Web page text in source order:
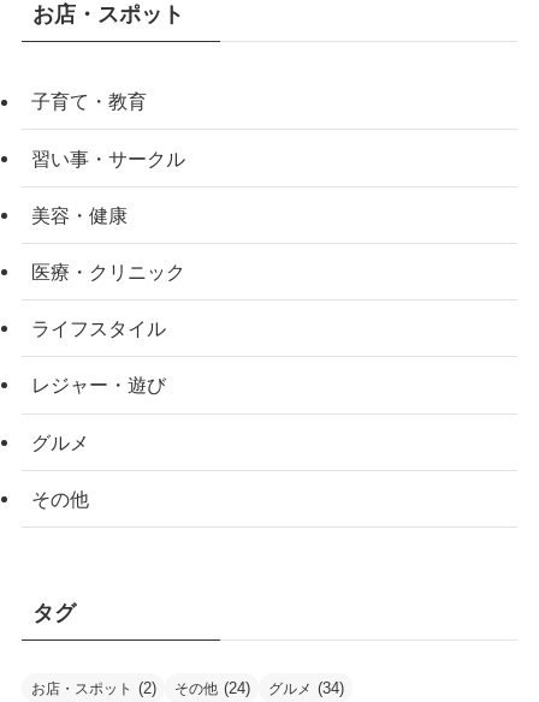
お店・スポット
子育て・教育
習い事・サークル
美容・健康
医療・クリニック
ライフスタイル
レジャー・遊び
グルメ
その他
タグ
お店・スポット (2) その他 (24) グルメ (34)